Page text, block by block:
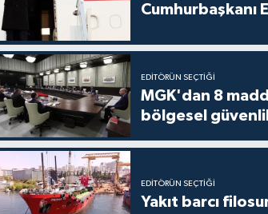
Cumhurbaşkanı
EDITÖRÜN SEÇTIĞI
MGK'dan 8
bölgesel
EDITÖRÜN SEÇTIĞI
Yakıt barcı